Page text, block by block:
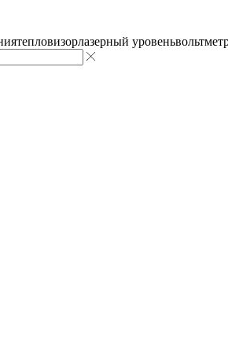
тепловизорлазерный уровень